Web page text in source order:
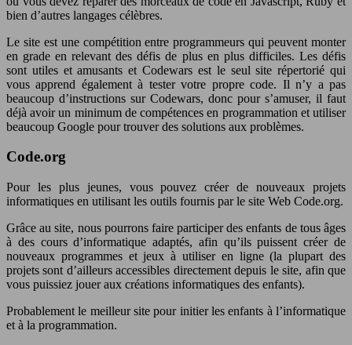
bien d’autres langages célèbres.
Le site est une compétition entre programmeurs qui peuvent monter
en grade en relevant des défis de plus en plus difficiles. Les défis
sont utiles et amusants et Codewars est le seul site répertorié qui
vous apprend également à tester votre propre code. Il n’y a pas
beaucoup d’instructions sur Codewars, donc pour s’amuser, il faut
déjà avoir un minimum de compétences en programmation et utiliser
beaucoup Google pour trouver des solutions aux problèmes.
Code.org
Pour les plus jeunes, vous pouvez créer de nouveaux projets
informatiques en utilisant les outils fournis par le site Web Code.org.
Grâce au site, nous pourrons faire participer des enfants de tous âges
à des cours d’informatique adaptés, afin qu’ils puissent créer de
nouveaux programmes et jeux à utiliser en ligne (la plupart des
projets sont d’ailleurs accessibles directement depuis le site, afin que
vous puissiez jouer aux créations informatiques des enfants).
Probablement le meilleur site pour initier les enfants à l’informatique
et à la programmation.